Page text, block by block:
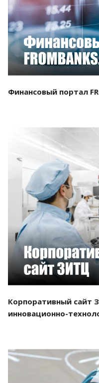
Финансовый портал
Корпоративный сайт
инновационно-